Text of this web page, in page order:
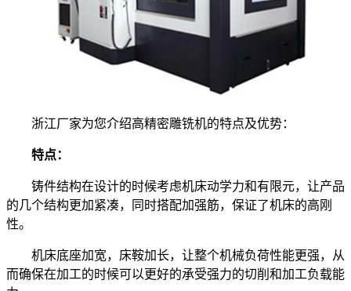
浙江厂家为您介绍高精密雕铣机的特点及优势：
特点：
铸件结构在设计的时候考虑机床动学力和有限元，让产品
的几个结构更加紧凑，同时搭配加强筋，保证了机床的高刚
性。
机床底座加宽，床鞍加长，让整个机械负荷性能更强，从
而确保在加工的时候可以更好的承受强力的切削和加工负载能